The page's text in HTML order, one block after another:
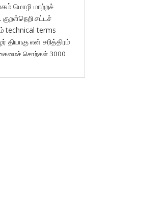
மொழி மாற்றச்
குறள்நெறி சட்டச்
technical terms
தியாகுஎன் சரித்திரம்
சொற்கள் 3000